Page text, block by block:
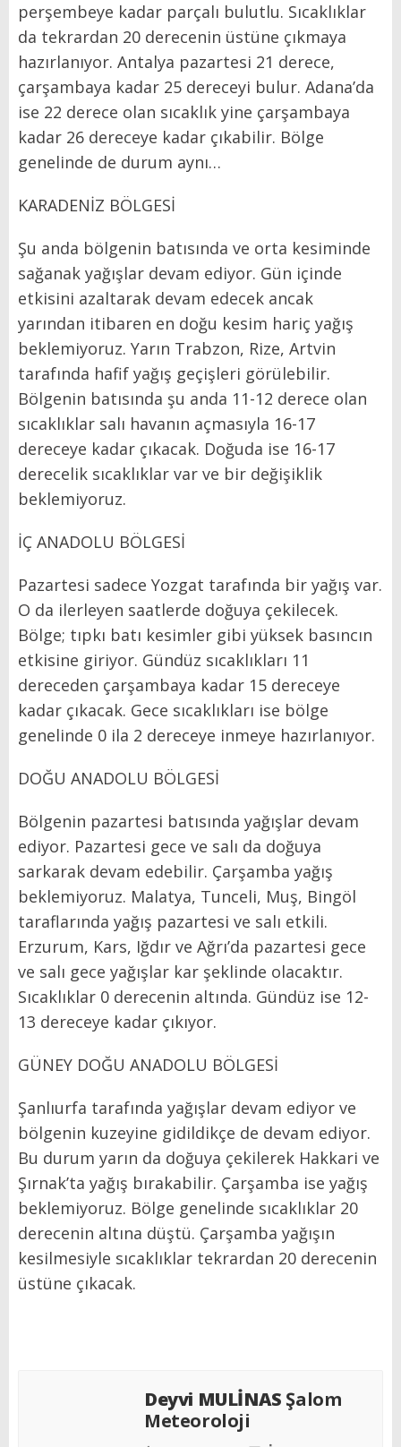
perşembeye kadar parçalı bulutlu. Sıcaklıklar
da tekrardan 20 derecenin üstüne çıkmaya
hazırlanıyor. Antalya pazartesi 21 derece,
çarşambaya kadar 25 dereceyi bulur. Adana’da
ise 22 derece olan sıcaklık yine çarşambaya
kadar 26 dereceye kadar çıkabilir. Bölge
genelinde de durum aynı…
KARADENİZ BÖLGESİ
Şu anda bölgenin batısında ve orta kesiminde
sağanak yağışlar devam ediyor. Gün içinde
etkisini azaltarak devam edecek ancak
yarından itibaren en doğu kesim hariç yağış
beklemiyoruz. Yarın Trabzon, Rize, Artvin
tarafında hafif yağış geçişleri görülebilir.
Bölgenin batısında şu anda 11-12 derece olan
sıcaklıklar salı havanın açmasıyla 16-17
dereceye kadar çıkacak. Doğuda ise 16-17
derecelik sıcaklıklar var ve bir değişiklik
beklemiyoruz.
İÇ ANADOLU BÖLGESİ
Pazartesi sadece Yozgat tarafında bir yağış var.
O da ilerleyen saatlerde doğuya çekilecek.
Bölge; tıpkı batı kesimler gibi yüksek basıncın
etkisine giriyor. Gündüz sıcaklıkları 11
dereceden çarşambaya kadar 15 dereceye
kadar çıkacak. Gece sıcaklıkları ise bölge
genelinde 0 ila 2 dereceye inmeye hazırlanıyor.
DOĞU ANADOLU BÖLGESİ
Bölgenin pazartesi batısında yağışlar devam
ediyor. Pazartesi gece ve salı da doğuya
sarkarak devam edebilir. Çarşamba yağış
beklemiyoruz. Malatya, Tunceli, Muş, Bingöl
taraflarında yağış pazartesi ve salı etkili.
Erzurum, Kars, Iğdır ve Ağrı’da pazartesi gece
ve salı gece yağışlar kar şeklinde olacaktır.
Sıcaklıklar 0 derecenin altında. Gündüz ise 12-
13 dereceye kadar çıkıyor.
GÜNEY DOĞU ANADOLU BÖLGESİ
Şanlıurfa tarafında yağışlar devam ediyor ve
bölgenin kuzeyine gidildikçe de devam ediyor.
Bu durum yarın da doğuya çekilerek Hakkari ve
Şırnak’ta yağış bırakabilir. Çarşamba ise yağış
beklemiyoruz. Bölge genelinde sıcaklıklar 20
derecenin altına düştü. Çarşamba yağışın
kesilmesiyle sıcaklıklar tekrardan 20 derecenin
üstüne çıkacak.
Deyvi MULİNAS Şalom
Meteoroloji